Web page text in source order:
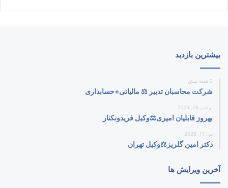
بیشترین بازدید
2 هفته پیش
شرکت محاسبان تدبیر ⚖️ مالیاتی+حسابداری
نوامبر 26, 2025
بهروز قابلیان امیری⚖️وکیل فریدونکنار
می 11, 2026
دکتر امین گلریز⚖️وکیل تهران
آخرین ویرایش ها